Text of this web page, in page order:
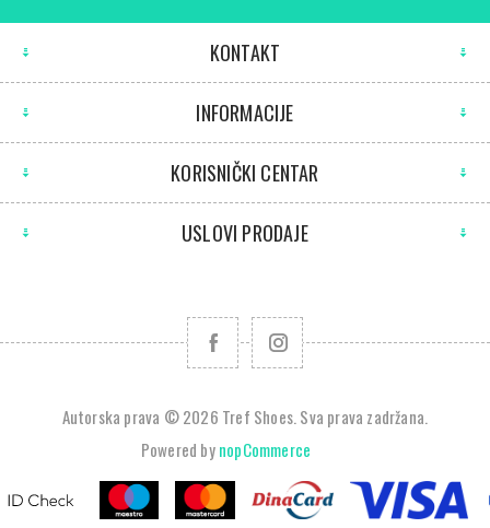
KONTAKT
INFORMACIJE
KORISNIČKI CENTAR
USLOVI PRODAJE
Autorska prava © 2026 Tref Shoes. Sva prava zadržana.
Powered bynopCommerce